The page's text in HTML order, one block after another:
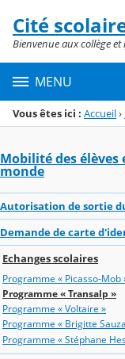
Menu de la
Contenu
Cité
Bienvenue aux collège
MENU
Vous êtes ici : Accueil›
Mobilité des élèves
monde
Autorisation de sortie
Demande de carte
Echanges scolaires
Programme « Picasso-Mob
Programme « Transalp »
Programme « Voltaire »
Programme « Brigitte
Programme « Stéphane